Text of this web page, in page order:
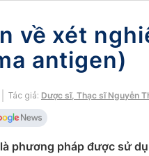
về xét
antigen)
Tác giả: Dược sĩ, Thạc sĩ Nguyễn
phương pháp được sử